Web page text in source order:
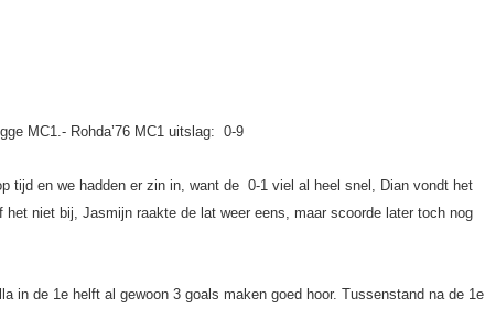
MC1.- Rohda’76 MC1 uitslag: 0-9
tijd en we hadden er zin in, want de 0-1 viel al heel snel, Dian vondt het
niet bij, Jasmijn raakte de lat weer eens, maar scoorde later toch nog
in de 1e helft al gewoon 3 goals maken goed hoor. Tussenstand na de 1e